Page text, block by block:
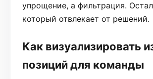
упрощение, а фильтрация.
который отвлекает от решений.
Как визуализировать
позиций для команды